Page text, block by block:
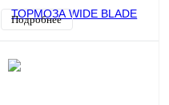
Подробнее